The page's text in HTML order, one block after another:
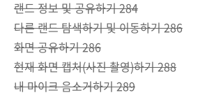
랜드 정보 및 공유하기 284
다른 랜드 탐색하기 및 이동하기 286
화면 공유하기 286
현재 화면 캡처(사진 촬영)하기 288
내 마이크 음소거하기 289